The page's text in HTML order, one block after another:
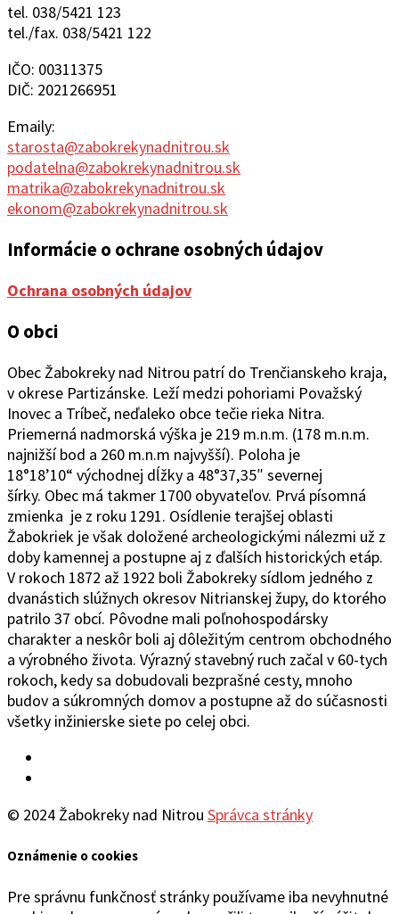
tel. 038/5421 123
tel./fax. 038/5421 122
IČO: 00311375
DIČ: 2021266951
Emaily:
starosta@zabokrekynadnitrou.sk
podatelna@zabokrekynadnitrou.sk
matrika@zabokrekynadnitrou.sk
ekonom@zabokrekynadnitrou.sk
Informácie o ochrane osobných údajov
Ochrana osobných údajov
O obci
Obec Žabokreky nad Nitrou patrí do Trenčianskeho kraja,
v okrese Partizánske. Leží medzi pohoriami Považský
Inovec a Tríbeč, neďaleko obce tečie rieka Nitra.
Priemerná nadmorská výška je 219 m.n.m. (178 m.n.m.
najnižší bod a 260 m.n.m najvyšší). Poloha je
18°18’10“ východnej dĺžky a 48°37‚35″ severnej
šírky. Obec má takmer 1700 obyvateľov. Prvá písomná
zmienka je z roku 1291. Osídlenie terajšej oblasti
Žabokriek je však doložené archeologickými nálezmi už z
doby kamennej a postupne aj z ďalších historických etáp.
V rokoch 1872 až 1922 boli Žabokreky sídlom jedného z
dvanástich slúžnych okresov Nitrianskej župy, do ktorého
patrilo 37 obcí. Pôvodne mali poľnohospodársky
charakter a neskôr boli aj dôležitým centrom obchodného
a výrobného života. Výrazný stavebný ruch začal v 60-tych
rokoch, kedy sa dobudovali bezprašné cesty, mnoho
budov a súkromných domov a postupne až do súčasnosti
všetky inžinierske siete po celej obci.
© 2024 Žabokreky nad Nitrou Správca stránky
Oznámenie o cookies
Pre správnu funkčnosť stránky používame iba nevyhnutné